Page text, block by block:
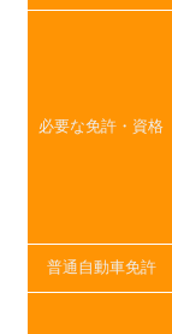
必要な免許・資格
普通自動車免許